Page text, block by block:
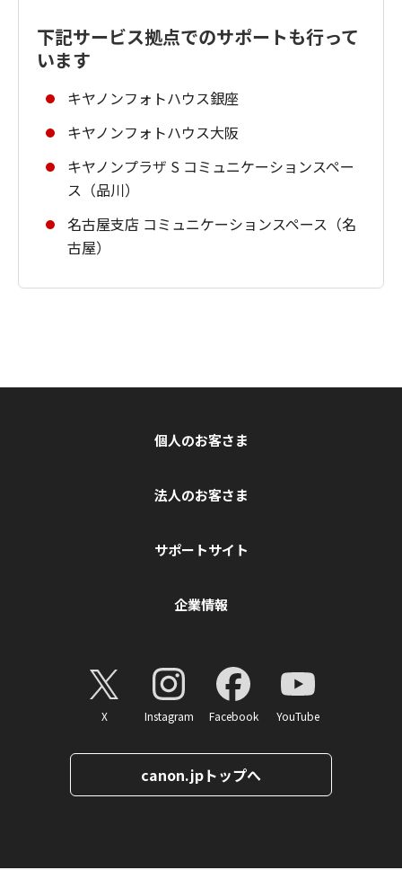
下記サービス拠点でのサポートも行って
います
キヤノンフォトハウス銀座
キヤノンフォトハウス大阪
キヤノンプラザ S コミュニケーションスペー
ス（品川）
名古屋支店 コミュニケーションスペース（名
古屋）
個人のお客さま
法人のお客さま
サポートサイト
企業情報
X Instagram Facebook YouTube
canon.jpトップへ